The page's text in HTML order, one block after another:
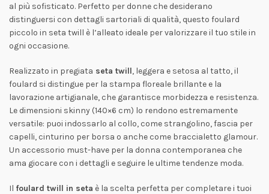
al più sofisticato. Perfetto per donne che desiderano
distinguersi con dettagli sartoriali di qualità, questo foulard
piccolo in seta twill è l’alleato ideale per valorizzare il tuo stile in
ogni occasione.
Realizzato in pregiata seta twill, leggera e setosa al tatto, il
foulard si distingue per la stampa floreale brillante e la
lavorazione artigianale, che garantisce morbidezza e resistenza.
Le dimensioni skinny (140×6 cm) lo rendono estremamente
versatile: puoi indossarlo al collo, come strangolino, fascia per
capelli, cinturino per borsa o anche come braccialetto glamour.
Un accessorio must-have per la donna contemporanea che
ama giocare con i dettagli e seguire le ultime tendenze moda.
Il foulard twill in seta è la scelta perfetta per completare i tuoi